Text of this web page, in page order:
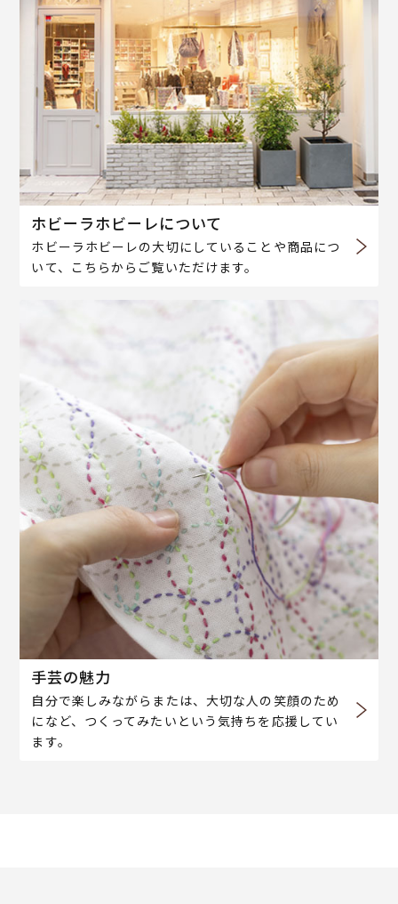
ホビーラホビーレについて
ホビーラホビーレの大切にしていることや商品につ
いて、こちらからご覧いただけます。
手芸の魅力
自分で楽しみながらまたは、大切な人の笑顔のため
になど、つくってみたいという気持ちを応援してい
ます。